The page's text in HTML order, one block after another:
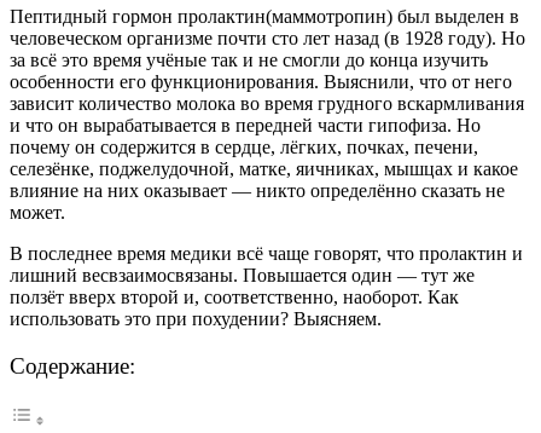
Пептидный гормон пролактин(маммотропин) был выделен в
человеческом организме почти сто лет назад (в 1928 году). Но
за всё это время учёные так и не смогли до конца изучить
особенности его функционирования. Выяснили, что от него
зависит количество молока во время грудного вскармливания
и что он вырабатывается в передней части гипофиза. Но
почему он содержится в сердце, лёгких, почках, печени,
селезёнке, поджелудочной, матке, яичниках, мышцах и какое
влияние на них оказывает — никто определённо сказать не
может.
В последнее время медики всё чаще говорят, что пролактин и
лишний весвзаимосвязаны. Повышается один — тут же
ползёт вверх второй и, соответственно, наоборот. Как
использовать это при похудении? Выясняем.
Содержание: